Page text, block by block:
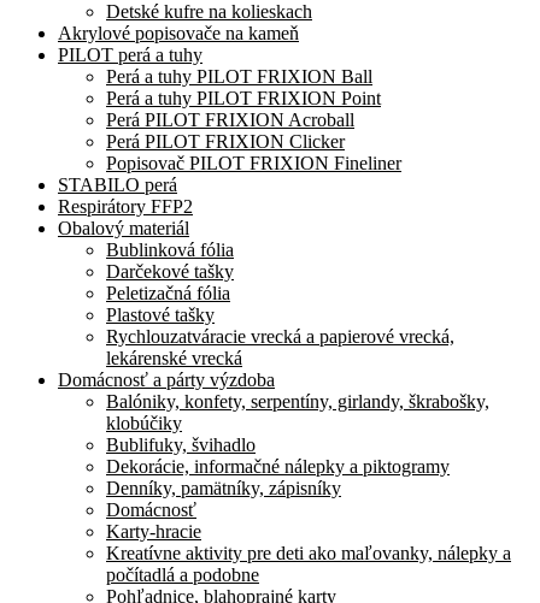
Detské kufre na kolieskach
Akrylové popisovače na kameň
PILOT perá a tuhy
Perá a tuhy PILOT FRIXION Ball
Perá a tuhy PILOT FRIXION Point
Perá PILOT FRIXION Acroball
Perá PILOT FRIXION Clicker
Popisovač PILOT FRIXION Fineliner
STABILO perá
Respirátory FFP2
Obalový materiál
Bublinková fólia
Darčekové tašky
Peletizačná fólia
Plastové tašky
Rychlouzatváracie vrecká a papierové vrecká,
lekárenské vrecká
Domácnosť a párty výzdoba
Balóniky, konfety, serpentíny, girlandy, škrabošky,
klobúčiky
Bublifuky, švihadlo
Dekorácie, informačné nálepky a piktogramy
Denníky, pamätníky, zápisníky
Domácnosť
Karty-hracie
Kreatívne aktivity pre deti ako maľovanky, nálepky a
počítadlá a podobne
Pohľadnice, blahoprajné karty